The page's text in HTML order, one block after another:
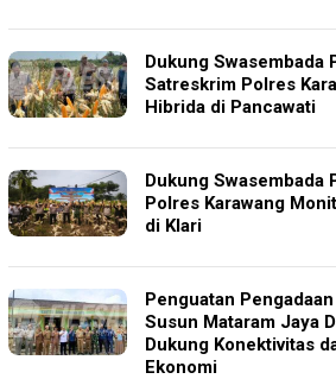
Dukung Swasembada
Satreskrim Polres
Hibrida di Pancawati
Dukung Swasembada
Polres Karawang
di Klari
Penguatan
Susun Mataram Jaya
Dukung Konektivitas
Ekonomi